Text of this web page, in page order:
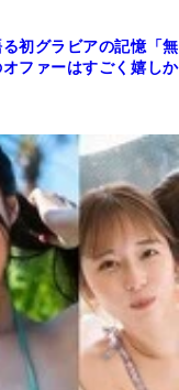
初グラビアの記憶「無
ファーはすごく嬉しか